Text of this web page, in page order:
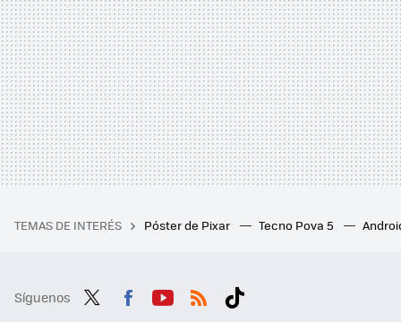
TEMAS DE INTERÉS Póster de Pixar Tecno Pova 5
Síguenos